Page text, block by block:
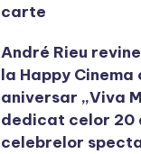
carte
André Rieu
la Happy
aniversar „Viva
dedicat celor 20
celebrelor